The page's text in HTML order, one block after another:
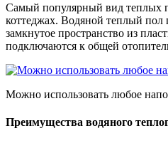
Самый популярный вид теплых
коттеджах. Водяной теплый пол
замкнутое пространство из
подключаются к общей
Можно использовать любое
Преимущества водяного